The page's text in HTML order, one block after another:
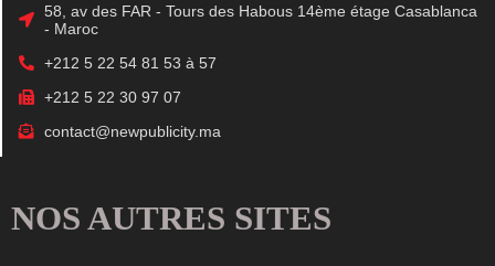
58, av des FAR - Tours des Habous 14ème étage Casablanca
- Maroc
+212 5 22 54 81 53 à 57
+212 5 22 30 97 07
contact@newpublicity.ma
NOS AUTRES SITES